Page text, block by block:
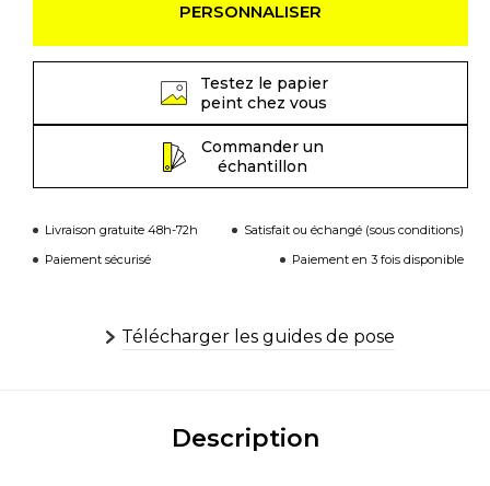
PERSONNALISER
Testez le papier
peint chez vous
Commander un
échantillon
Livraison gratuite 48h-72h
Satisfait ou échangé (sous conditions)
Paiement sécurisé
Paiement en 3 fois disponible
Télécharger les guides de pose
Description